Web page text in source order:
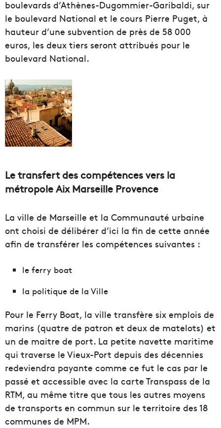
boulevards d’Athènes-Dugommier-Garibaldi, sur
le boulevard National et le cours Pierre Puget, à
hauteur d’une subvention de près de 58 000
euros, les deux tiers seront attribués pour le
boulevard National.
Le transfert des compétences vers la
métropole Aix Marseille Provence
La ville de Marseille et la Communauté urbaine
ont choisi de délibérer d’ici la fin de cette année
afin de transférer les compétences suivantes :
le ferry boat
la politique de la Ville
Pour le Ferry Boat, la ville transfère six emplois de
marins (quatre de patron et deux de matelots) et
un de maitre de port. La petite navette maritime
qui traverse le Vieux-Port depuis des décennies
redeviendra payante comme ce fut le cas par le
passé et accessible avec la carte Transpass de la
RTM, au même titre que tous les autres moyens
de transports en commun sur le territoire des 18
communes de MPM.